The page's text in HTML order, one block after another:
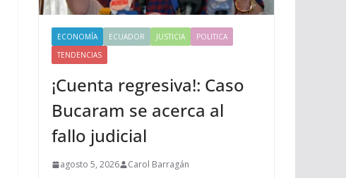
ECONOMÍA ECUADOR JUSTICIA
POLITICA
TENDENCIAS
¡Cuenta regresiva!: Caso
Bucaram se acerca al
fallo judicial
agosto 5, 2026 Carol Barragán